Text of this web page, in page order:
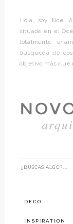
Hola, soy Noe.
situada en el
totalmente
búsqueda de
objetivo más que
DECO
INSPIRATION